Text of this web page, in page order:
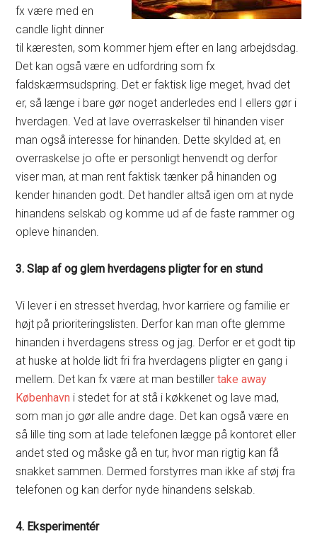
fx være med en
candle light dinner
til kæresten, som kommer hjem efter en lang arbejdsdag.
Det kan også være en udfordring som fx
faldskærmsudspring. Det er faktisk lige meget, hvad det
er, så længe i bare gør noget anderledes end I ellers gør i
hverdagen. Ved at lave overraskelser til hinanden viser
man også interesse for hinanden. Dette skylded at, en
overraskelse jo ofte er personligt henvendt og derfor
viser man, at man rent faktisk tænker på hinanden og
kender hinanden godt. Det handler altså igen om at nyde
hinandens selskab og komme ud af de faste rammer og
opleve hinanden.
3. Slap af og glem hverdagens pligter for en stund
Vi lever i en stresset hverdag, hvor karriere og familie er
højt på prioriteringslisten. Derfor kan man ofte glemme
hinanden i hverdagens stress og jag. Derfor er et godt tip
at huske at holde lidt fri fra hverdagens pligter en gang i
mellem. Det kan fx være at man bestillertake away
København i stedet for at stå i køkkenet og lave mad,
som man jo gør alle andre dage. Det kan også være en
så lille ting som at lade telefonen lægge på kontoret eller
andet sted og måske gå en tur, hvor man rigtig kan få
snakket sammen. Dermed forstyrres man ikke af støj fra
telefonen og kan derfor nyde hinandens selskab.
4. Eksperimentér